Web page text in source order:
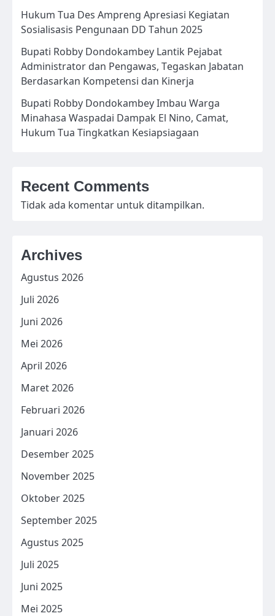
Hukum Tua Des Ampreng Apresiasi Kegiatan
Sosialisasis Pengunaan DD Tahun 2025
Bupati Robby Dondokambey Lantik Pejabat
Administrator dan Pengawas, Tegaskan Jabatan
Berdasarkan Kompetensi dan Kinerja
Bupati Robby Dondokambey Imbau Warga
Minahasa Waspadai Dampak El Nino, Camat,
Hukum Tua Tingkatkan Kesiapsiagaan
Recent Comments
Tidak ada komentar untuk ditampilkan.
Archives
Agustus 2026
Juli 2026
Juni 2026
Mei 2026
April 2026
Maret 2026
Februari 2026
Januari 2026
Desember 2025
November 2025
Oktober 2025
September 2025
Agustus 2025
Juli 2025
Juni 2025
Mei 2025